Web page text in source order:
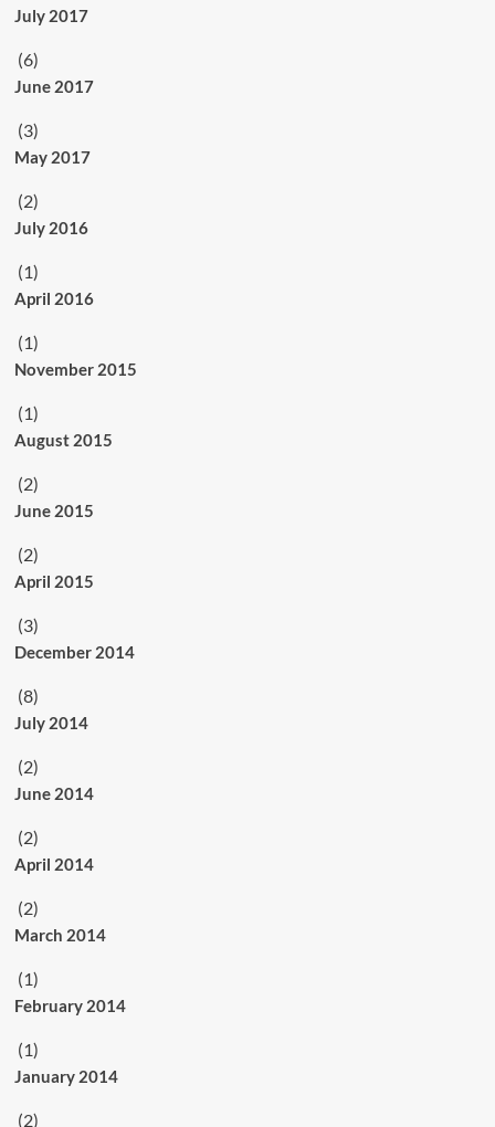
July 2017
(6)
June 2017
(3)
May 2017
(2)
July 2016
(1)
April 2016
(1)
November 2015
(1)
August 2015
(2)
June 2015
(2)
April 2015
(3)
December 2014
(8)
July 2014
(2)
June 2014
(2)
April 2014
(2)
March 2014
(1)
February 2014
(1)
January 2014
(2)